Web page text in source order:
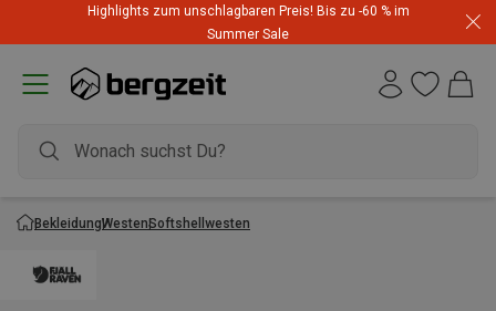
Highlights zum unschlagbaren Preis! Bis zu -60 % im
Summer Sale
BekleidungWestenSoftshellwesten